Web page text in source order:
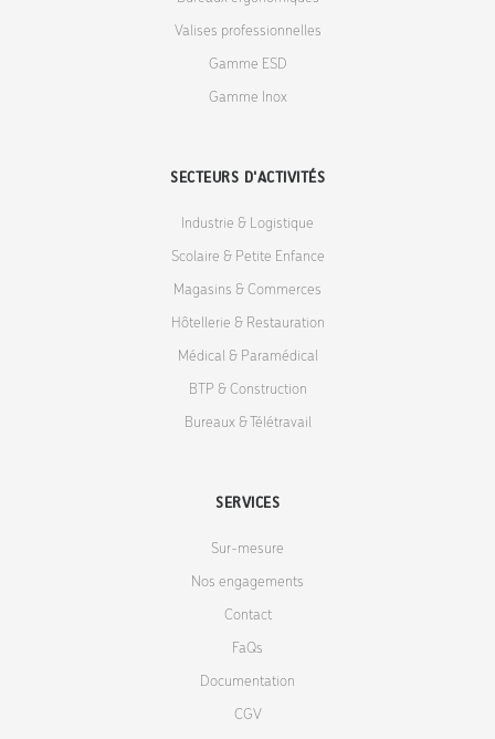
Valises professionnelles
Gamme ESD
Gamme Inox
SECTEURS D'ACTIVITÉS
Industrie & Logistique
Scolaire & Petite Enfance
Magasins & Commerces
Hôtellerie & Restauration
Médical & Paramédical
BTP & Construction
Bureaux & Télétravail
SERVICES
Sur-mesure
Nos engagements
Contact
FaQs
Documentation
CGV